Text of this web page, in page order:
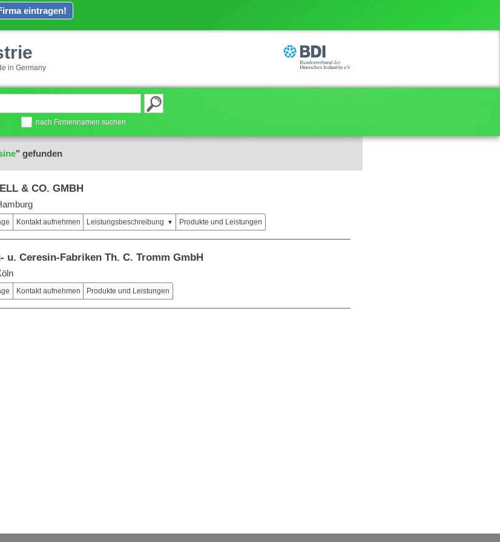
eintragen!
in Germany
nach Firmennamen suchen
" gefunden
& CO. GMBH
Kontakt aufnehmen Leistungsbeschreibung Produkte und Leistungen
u. Ceresin-Fabriken Th. C. Tromm GmbH
Kontakt aufnehmen Produkte und Leistungen